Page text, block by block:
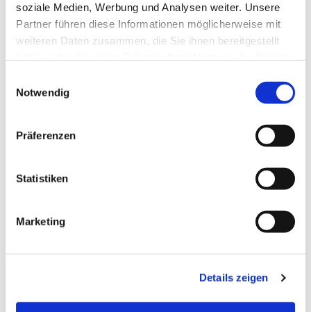
soziale Medien, Werbung und Analysen weiter. Unsere
Partner führen diese Informationen möglicherweise mit
weiteren Daten zusammen, die Sie ihnen bereitgestellt
Notwendig
Präferenzen
Statistiken
Marketing
Details zeigen